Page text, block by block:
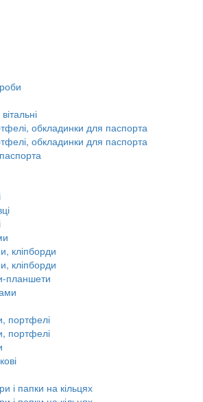
обкладинки для паспорта
обкладинки для паспорта
кліпборди
кліпборди
планшети
портфелі
портфелі
і папки на кільцях